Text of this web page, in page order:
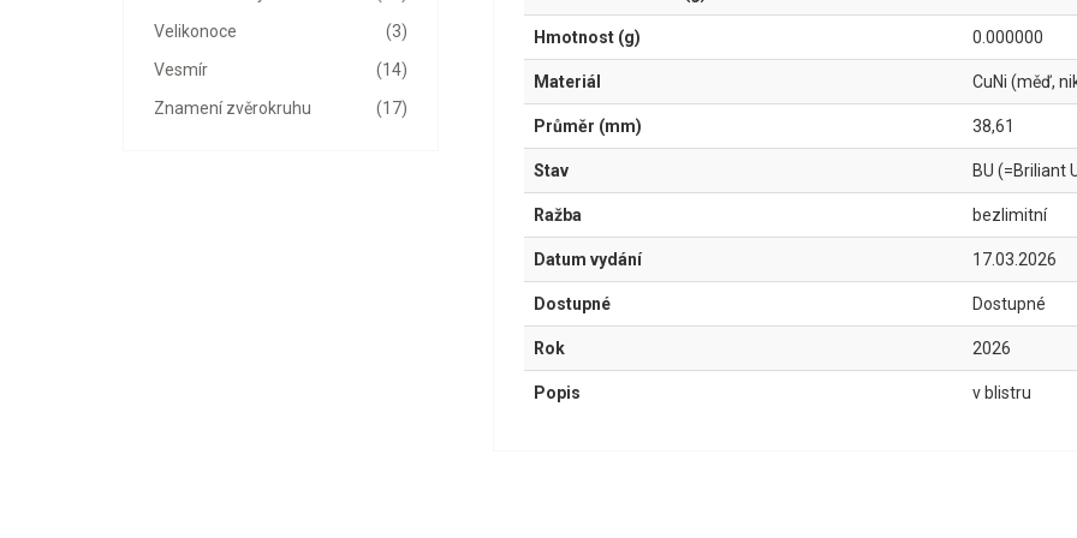
(3)
Velikonoce
(14)
Vesmír
(17)
Znamení zvěrokruhu
Hmotnost (g) 0.000000
Materiál CuNi (měď,
Průměr (mm) 38,61
Stav BU (=Briliant
Ražba bezlimitní
Datum vydání 17.03.2026
Dostupné Dostupné
Rok 2026
Popis v blistru